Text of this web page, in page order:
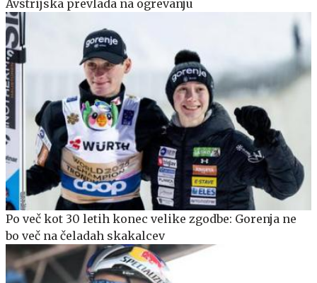
Avstrijska prevlada na ogrevanju
Po več kot 30 letih konec velike zgodbe: Gorenja ne
bo več na čeladah skakalcev